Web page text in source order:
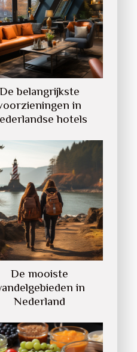
De belangrijkste
in
hotels
De mooiste
in
Nederland